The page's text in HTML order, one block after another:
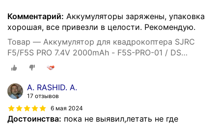
Комментарий: Аккумуляторы заряжены, упаковка
хорошая, все привезли в целости. Рекомендую.
Товар — Аккумулятор для квадрокоптера SJRC
F5/F5S PRO 7.4V 2000mAh - F5S-PRO-01 / DS
903475-2S
A. RASHID. A.
17 отзывов
6 мая 2024
Достоинства: пока не выявил,летать не где